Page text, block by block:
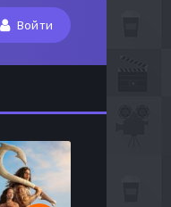
Войти